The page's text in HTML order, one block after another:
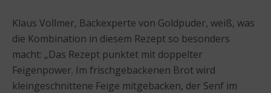
Klaus Vollmer, Backexperte von Goldpuder, weiß, was
die Kombination in diesem Rezept so besonders
macht: „Das Rezept punktet mit doppelter
Feigenpower. Im frischgebackenen Brot wird
kleingeschnittene Feige mitgebacken, der Senf im